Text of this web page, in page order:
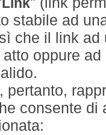
Link
stabile ad
che il link
oppure
pertanto,
consente